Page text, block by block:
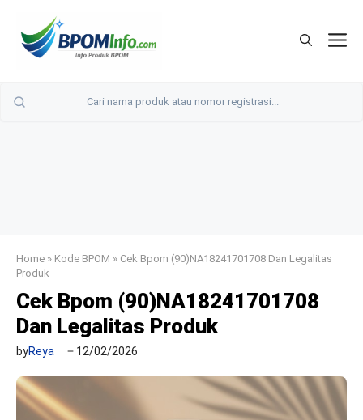
Home » Kode BPOM » Cek Bpom (90)NA18241701708 Dan Legalitas
Produk
Cek Bpom (90)NA18241701708
Dan Legalitas Produk
byReya 12/02/2026